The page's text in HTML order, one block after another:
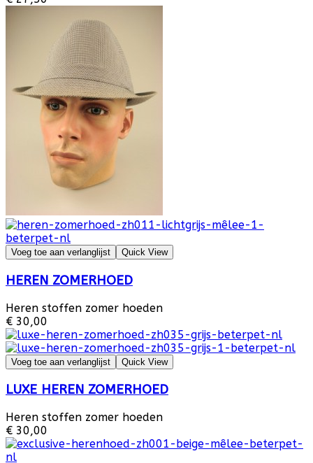
Voeg toe aan verlanglijst Quick View
HEREN ZOMERHOED
Heren stoffen zomer hoeden
€ 30,00
Voeg toe aan verlanglijst Quick View
LUXE HEREN ZOMERHOED
Heren stoffen zomer hoeden
€ 30,00